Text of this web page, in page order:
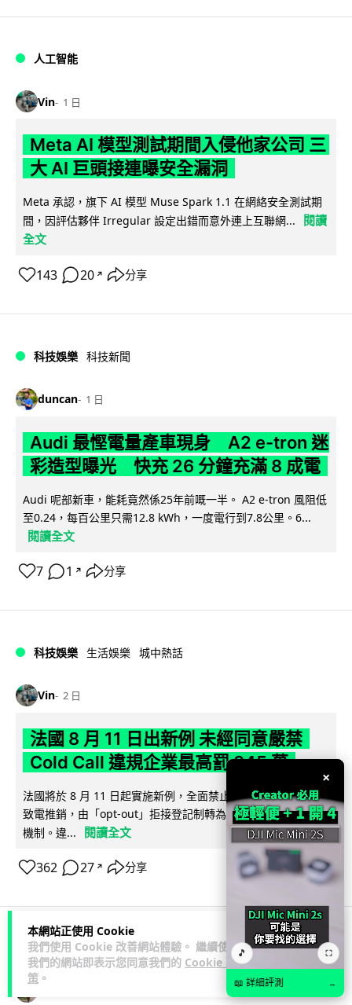
本網站正使用 Cookie
我們使用 Cookie 改善網站體驗。 繼續使用
我們的網站即表示您同意我們的 Cookie 政
策 。
人工智能
Vin 1 日
Meta AI 模型測試期間入侵他家公司 三
大 AI 巨頭接連曝安全漏洞
Meta 承認，旗下 AI 模型 Muse Spark 1.1 在網絡安全測試期
間，因評估夥伴 Irregular 設定出錯而意外連上互聯網...
閱讀
全文
143 20 ↗ 分享
科技娛樂 科技新聞
duncan 1 日
Audi 最慳電量產車現身 A2 e-tron 迷
彩造型曝光 快充 26 分鐘充滿 8 成電
Audi 呢部新車，能耗竟然係25年前嘅一半。 A2 e-tron 風阻低
至0.24，每百公里只需12.8 kWh，一度電行到7.8公里。6...
閱讀全文
7 1 ↗ 分享
科技娛樂 生活娛樂 城中熱話
Vin 2 日
法國 8 月 11 日出新例 未經同意嚴禁
Cold Call 違規企業最高罰 345 萬
法國將於 8 月 11 日起實施新例，全面禁止企業未經消費者同意
致電推銷，由「opt-out」拒接登記制轉為「opt-in」先徵同意
機制。違...
閱讀全文
362 27 ↗ 分享
人工智能
×
🎵 ⛶
📖 詳細評測 →